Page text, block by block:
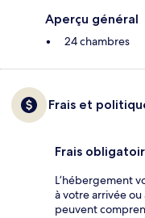
Aperçu général
24 chambres
Frais et
Frais
L’hébergement
à votre arrivée
peuvent